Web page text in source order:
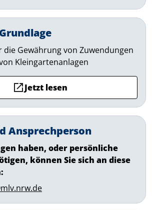
die Gewährung von Zuwendungen
Kleingartenanlagen
Jetzt lesen
Ansprechperson
haben, oder persönliche
können Sie sich an diese